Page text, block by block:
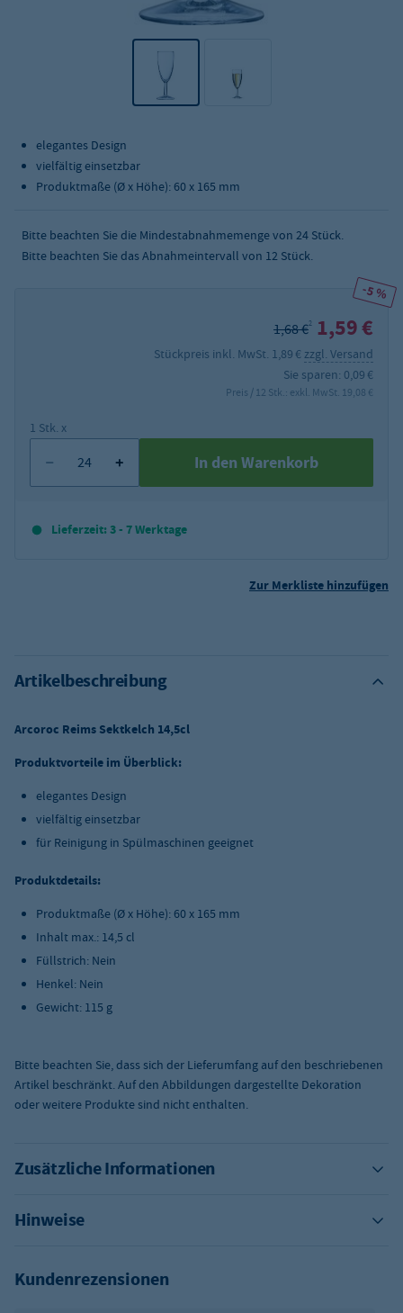
elegantes Design
vielfältig einsetzbar
Produktmaße (Ø x Höhe): 60 x 165 mm
Bitte beachten Sie die Mindestabnahmemenge von 24 Stück.
Bitte beachten Sie das Abnahmeintervall von 12 Stück.
-5 %
1,68 €2 1,59 €
Stückpreis inkl. MwSt. 1,89 € zzgl. Versand
Sie sparen: 0,09 €
Preis / 12 Stk.: exkl. MwSt. 19,08 €
1 Stk. x
In den Warenkorb
Lieferzeit: 3 - 7 Werktage
Zur Merkliste hinzufügen
Artikelbeschreibung
Arcoroc Reims Sektkelch 14,5cl
Produktvorteile im Überblick:
elegantes Design
vielfältig einsetzbar
für Reinigung in Spülmaschinen geeignet
Produktdetails:
Produktmaße (Ø x Höhe): 60 x 165 mm
Inhalt max.: 14,5 cl
Füllstrich: Nein
Henkel: Nein
Gewicht: 115 g
Bitte beachten Sie, dass sich der Lieferumfang auf den beschriebenen
Artikel beschränkt. Auf den Abbildungen dargestellte Dekoration
oder weitere Produkte sind nicht enthalten.
Zusätzliche Informationen
Hinweise
Kundenrezensionen